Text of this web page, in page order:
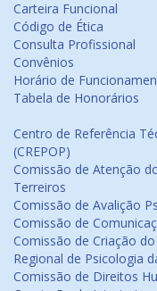
Carteira Funcional
Código de Ética
Consulta Profissional
Convênios
Horário de
Tabela de Honorários
Centro de Referência
(CREPOP)
Comissão de Atenção
Terreiros
Comissão de Avalição
Comissão de
Comissão de Criação
Regional de Psicologia
Comissão de Direitos